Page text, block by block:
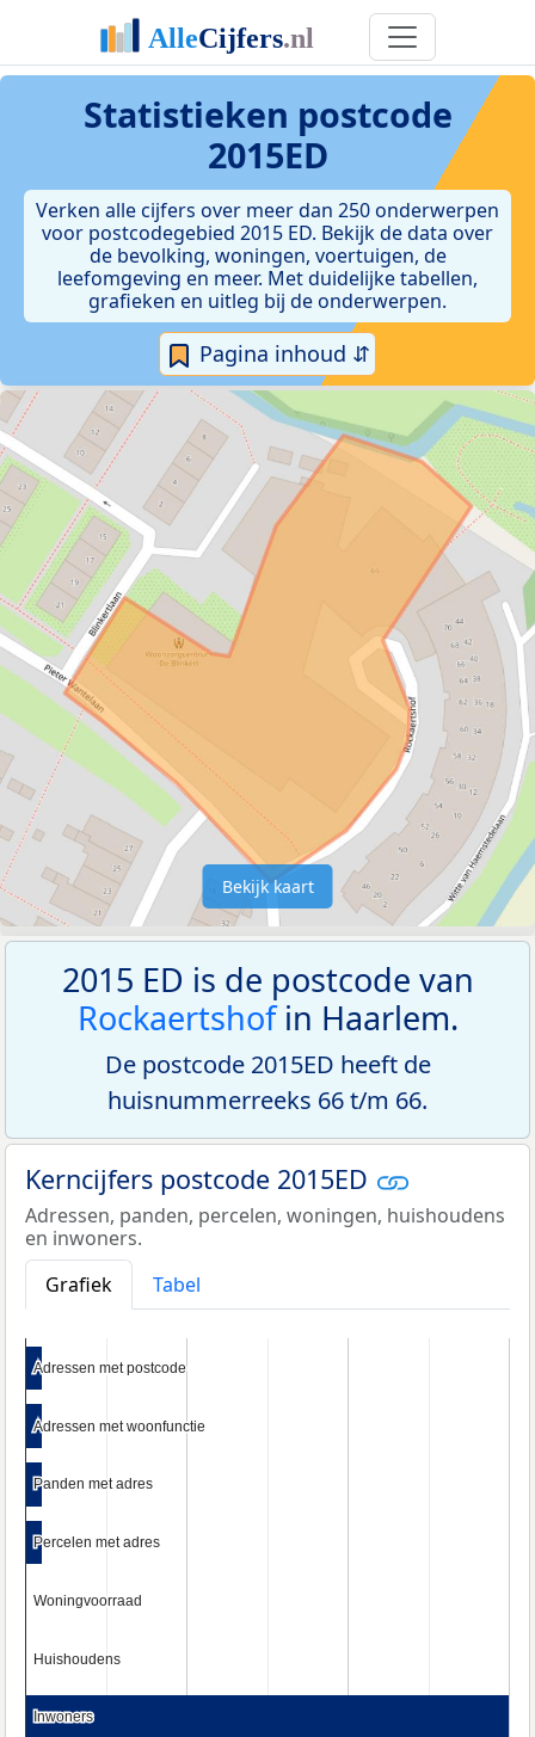
Statistieken postcode
2015ED
Verken alle cijfers over meer dan 250 onderwerpen
voor postcodegebied 2015 ED. Bekijk de data over
de bevolking, woningen, voertuigen, de
leefomgeving en meer. Met duidelijke tabellen,
grafieken en uitleg bij de onderwerpen.
Pagina inhoud ⇵
Bekijk kaart
2015 ED is de postcode van
Rockaertshofin Haarlem.
De postcode 2015ED heeft de
huisnummerreeks 66 t/m 66.
Kerncijfers postcode 2015ED
Adressen, panden, percelen, woningen, huishoudens
en inwoners.
Grafiek
Tabel
Adressen met postcode
Adressen met postcode
Adressen met woonfunctie
Adressen met woonfunctie
Panden met adres
Panden met adres
Percelen met adres
Percelen met adres
Woningvoorraad
Woningvoorraad
Huishoudens
Huishoudens
Inwoners
Inwoners